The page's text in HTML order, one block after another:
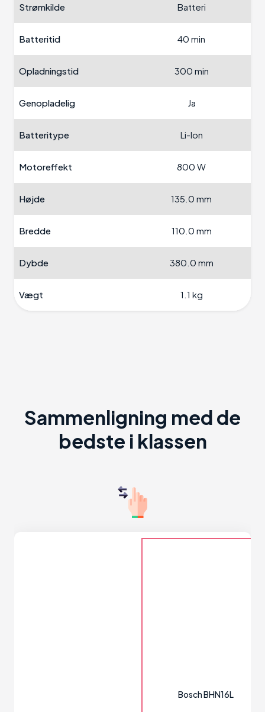
Strømkilde Batteri
Batteritid 40 min
Opladningstid 300 min
Genopladelig Ja
Batteritype Li-Ion
Motoreffekt 800 W
Højde 135.0 mm
Bredde 110.0 mm
Dybde 380.0 mm
Vægt 1.1 kg
Sammenligning med de
bedste i klassen
Bosch BHN16L